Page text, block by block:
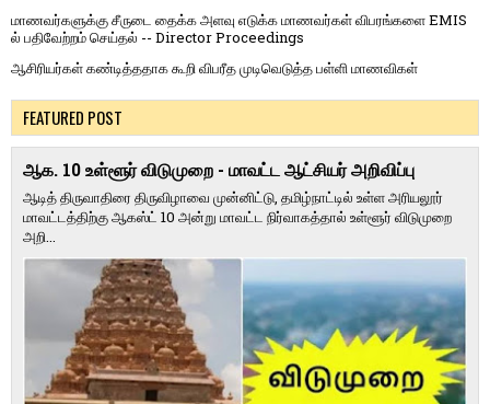
மாணவர்களுக்கு சீருடை தைக்க அளவு எடுக்க மாணவர்கள் விபரங்களை EMIS
ல் பதிவேற்றம் செய்தல் -- Director Proceedings
ஆசிரியர்கள் கண்டித்ததாக கூறி விபரீத முடிவெடுத்த பள்ளி மாணவிகள்
FEATURED POST
ஆக. 10 உள்ளூர் விடுமுறை - மாவட்ட ஆட்சியர் அறிவிப்பு
ஆடித் திருவாதிரை திருவிழாவை முன்னிட்டு, தமிழ்நாட்டில் உள்ள அரியலூர்
மாவட்டத்திற்கு ஆகஸ்ட் 10 அன்று மாவட்ட நிர்வாகத்தால் உள்ளூர் விடுமுறை
அறி...